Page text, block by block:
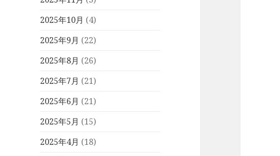
2025年10月 (4)
2025年9月 (22)
2025年8月 (26)
2025年7月 (21)
2025年6月 (21)
2025年5月 (15)
2025年4月 (18)